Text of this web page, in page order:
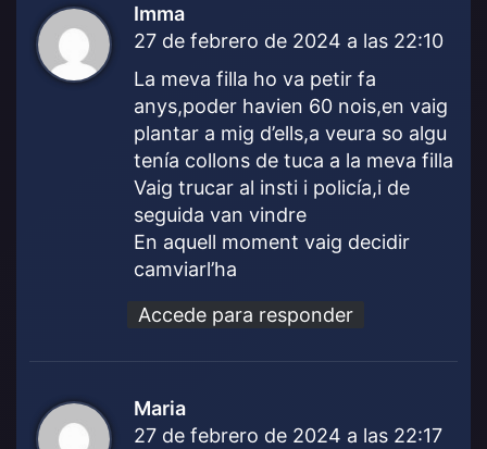
Imma
:
27 de febrero de 2024 a las 22:10
La meva filla ho va petir fa
anys,poder havien 60 nois,en vaig
plantar a mig d’ells,a veura so algu
tenía collons de tuca a la meva filla
Vaig trucar al insti i policía,i de
seguida van vindre
En aquell moment vaig decidir
camviarl’ha
Accede para responder
Maria
27 de febrero de 2024 a las 22:17